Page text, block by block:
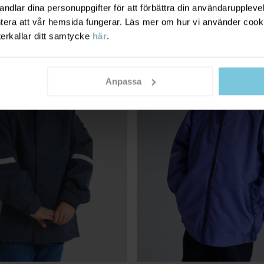
dina personuppgifter för att förbättra din
att vår hemsida fungerar. Läs mer om hur vi använder
ditt samtycke här.
Anpassa
PRO® PO.P WEATHER PRO®